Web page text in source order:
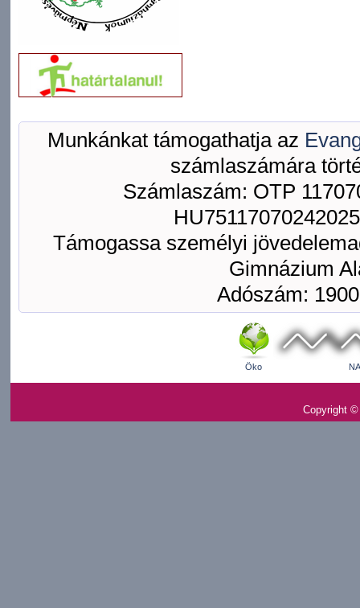
Munkánkat támogathatja az
számlaszámára
Számlaszám: OTP
Támogassa személyi
Gimnázium
Adószám:
Öko
Copyright